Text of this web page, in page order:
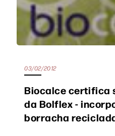
03/02/2012
Biocalce certifica
da Bolflex -
borracha